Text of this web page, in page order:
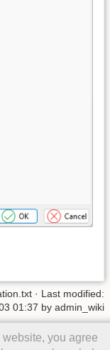
you agree
· Last modified:
01:37 by admin_wiki
wiki is licensed under